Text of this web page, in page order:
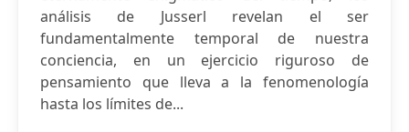
análisis de Jusserl revelan el ser
fundamentalmente temporal de nuestra
conciencia, en un ejercicio riguroso de
pensamiento que lleva a la fenomenología
hasta los límites de...